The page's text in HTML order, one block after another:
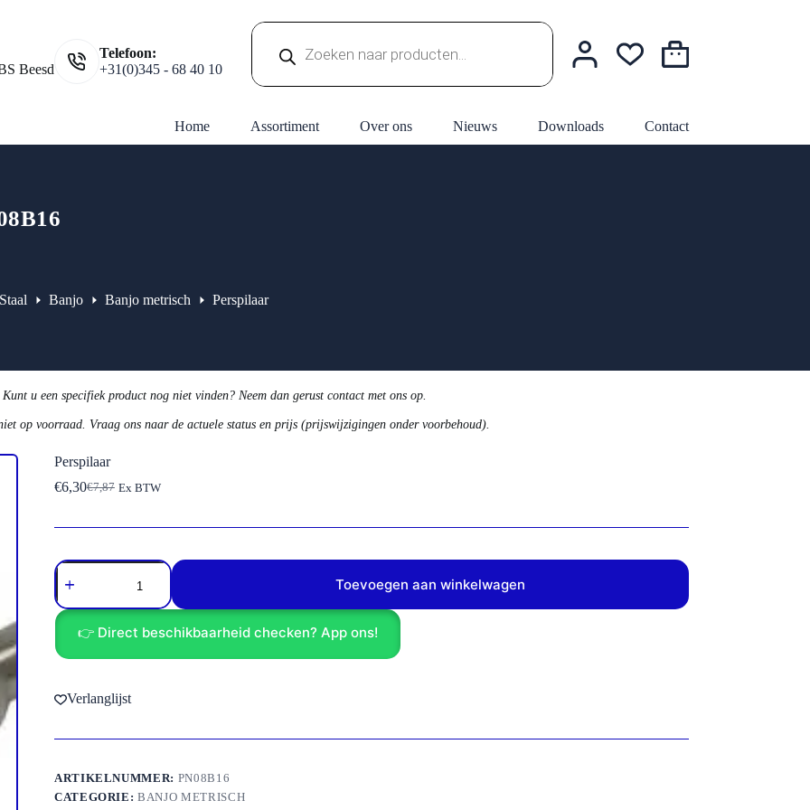
Beesd
Telefoon:
+31(0)345 - 68 40 10
zoeken
Winkelwagen
Home Assortiment Over ons Nieuws Downloads Contact
Staal Banjo Banjo metrisch Perspilaar
u een specifiek product nog niet vinden? Neem dan gerust contact met ons op.
op voorraad. Vraag ons naar de actuele status en prijs (prijswijzigingen onder voorbehoud).
Perspilaar
€7,87
Oorspronkelijke
was:
€6,30Huidige
is:
Ex BTW
Perspilaar
aantal
Toevoegen aan winkelwagen
👉 Direct beschikbaarheid checken? App ons!
Verlanglijst
ARTIKELNUMMER: PN08B16
CATEGORIE:BANJO METRISCH